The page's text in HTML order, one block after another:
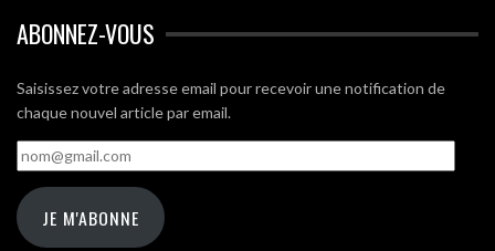
ABONNEZ-VOUS
Saisissez votre adresse email pour recevoir une notification de
chaque nouvel article par email.
nom@gmail.com
JE M'ABONNE